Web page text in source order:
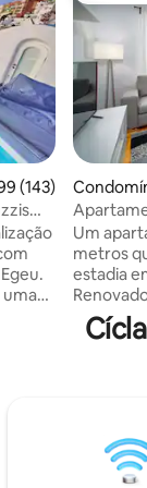
de uma avaliação
(143)
Um
metros
estadia
Museu
Odeum